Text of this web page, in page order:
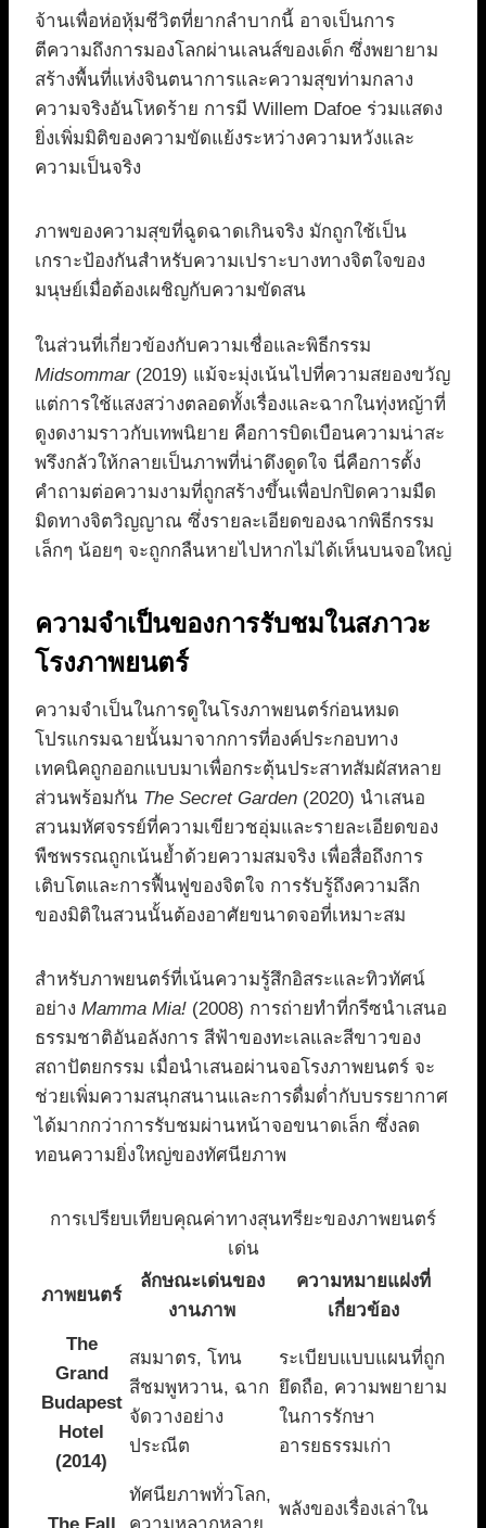
จ้านเพื่อห่อหุ้มชีวิตที่ยากลำบากนี้ อาจเป็นการ
ตีความถึงการมองโลกผ่านเลนส์ของเด็ก ซึ่งพยายาม
สร้างพื้นที่แห่งจินตนาการและความสุขท่ามกลาง
ความจริงอันโหดร้าย การมี Willem Dafoe ร่วมแสดง
ยิ่งเพิ่มมิติของความขัดแย้งระหว่างความหวังและ
ความเป็นจริง
ภาพของความสุขที่ฉูดฉาดเกินจริง มักถูกใช้เป็น
เกราะป้องกันสำหรับความเปราะบางทางจิตใจของ
มนุษย์เมื่อต้องเผชิญกับความขัดสน
ในส่วนที่เกี่ยวข้องกับความเชื่อและพิธีกรรม
Midsommar(2019) แม้จะมุ่งเน้นไปที่ความสยองขวัญ
แต่การใช้แสงสว่างตลอดทั้งเรื่องและฉากในทุ่งหญ้าที่
ดูงดงามราวกับเทพนิยาย คือการบิดเบือนความน่าสะ
พรึงกลัวให้กลายเป็นภาพที่น่าดึงดูดใจ นี่คือการตั้ง
คำถามต่อความงามที่ถูกสร้างขึ้นเพื่อปกปิดความมืด
มิดทางจิตวิญญาณ ซึ่งรายละเอียดของฉากพิธีกรรม
เล็กๆ น้อยๆ จะถูกกลืนหายไปหากไม่ได้เห็นบนจอใหญ่
ความจำเป็นของการรับชมในสภาวะ
โรงภาพยนตร์
ความจำเป็นในการดูในโรงภาพยนตร์ก่อนหมด
โปรแกรมฉายนั้นมาจากการที่องค์ประกอบทาง
เทคนิคถูกออกแบบมาเพื่อกระตุ้นประสาทสัมผัสหลาย
ส่วนพร้อมกัน The Secret Garden (2020) นำเสนอ
สวนมหัศจรรย์ที่ความเขียวชอุ่มและรายละเอียดของ
พืชพรรณถูกเน้นย้ำด้วยความสมจริง เพื่อสื่อถึงการ
เติบโตและการฟื้นฟูของจิตใจ การรับรู้ถึงความลึก
ของมิติในสวนนั้นต้องอาศัยขนาดจอที่เหมาะสม
สำหรับภาพยนตร์ที่เน้นความรู้สึกอิสระและทิวทัศน์
อย่าง Mamma Mia! (2008) การถ่ายทำที่กรีซนำเสนอ
ธรรมชาติอันอลังการ สีฟ้าของทะเลและสีขาวของ
สถาปัตยกรรม เมื่อนำเสนอผ่านจอโรงภาพยนตร์ จะ
ช่วยเพิ่มความสนุกสนานและการดื่มด่ำกับบรรยากาศ
ได้มากกว่าการรับชมผ่านหน้าจอขนาดเล็ก ซึ่งลด
ทอนความยิ่งใหญ่ของทัศนียภาพ
การเปรียบเทียบคุณค่าทางสุนทรียะของภาพยนตร์
เด่น
ภาพยนตร์
ลักษณะเด่นของ
งานภาพ
ความหมายแฝงที่
เกี่ยวข้อง
The
Grand
Budapest
Hotel
(2014)
สมมาตร, โทน
สีชมพูหวาน, ฉาก
จัดวางอย่าง
ประณีต
ระเบียบแบบแผนที่ถูก
ยึดถือ, ความพยายาม
ในการรักษา
อารยธรรมเก่า
ทัศนียภาพทั่วโลก,
พลังของเรื่องเล่าใน